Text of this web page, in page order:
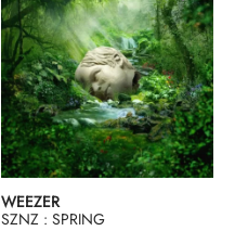
WEEZER
SZNZ : SPRING